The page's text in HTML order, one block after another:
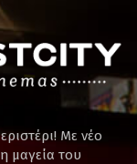
Mε νέο
μαγεία του